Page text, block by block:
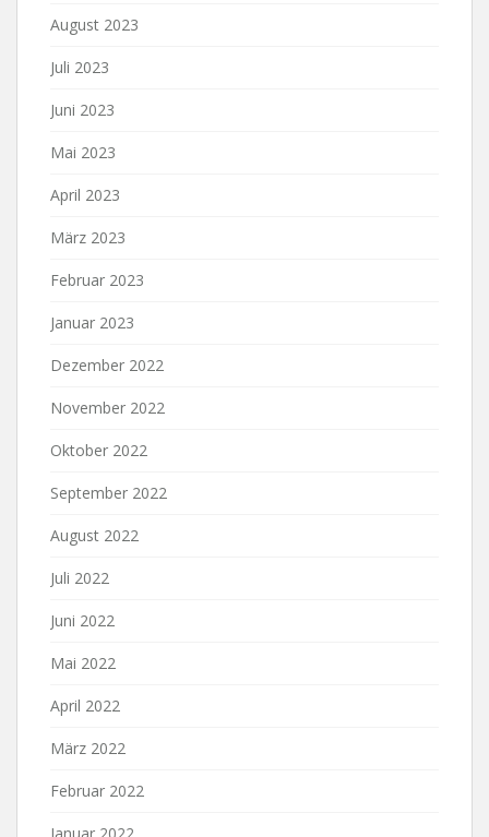
August 2023
Juli 2023
Juni 2023
Mai 2023
April 2023
März 2023
Februar 2023
Januar 2023
Dezember 2022
November 2022
Oktober 2022
September 2022
August 2022
Juli 2022
Juni 2022
Mai 2022
April 2022
März 2022
Februar 2022